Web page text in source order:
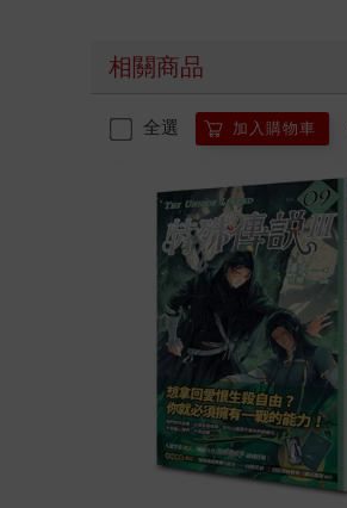
相關商品
全選 加入購物車